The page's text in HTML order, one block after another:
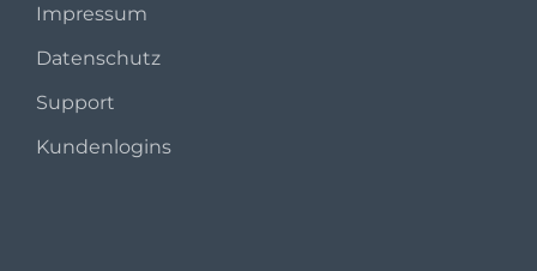
Impressum
Datenschutz
Support
Kundenlogins